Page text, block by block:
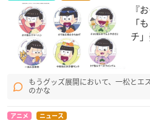
『
「
チ
もうグッズ展開において、一松とエ
のかな
アニメ ニュース